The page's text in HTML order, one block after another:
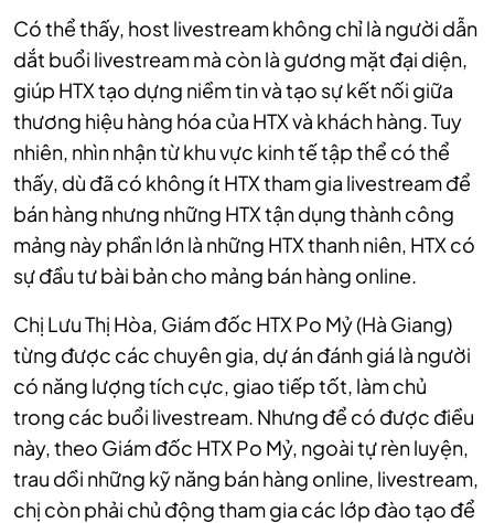
Có thể thấy, host livestream không chỉ là người dẫn
dắt buổi livestream mà còn là gương mặt đại diện,
giúp HTX tạo dựng niềm tin và tạo sự kết nối giữa
thương hiệu hàng hóa của HTX và khách hàng. Tuy
nhiên, nhìn nhận từ khu vực kinh tế tập thể có thể
thấy, dù đã có không ít HTX tham gia livestream để
bán hàng nhưng những HTX tận dụng thành công
mảng này phần lớn là những HTX thanh niên, HTX có
sự đầu tư bài bản cho mảng bán hàng online.
Chị Lưu Thị Hòa, Giám đốc HTX Po Mỷ (Hà Giang)
từng được các chuyên gia, dự án đánh giá là người
có năng lượng tích cực, giao tiếp tốt, làm chủ
trong các buổi livestream. Nhưng để có được điều
này, theo Giám đốc HTX Po Mỷ, ngoài tự rèn luyện,
trau dồi những kỹ năng bán hàng online, livestream,
chị còn phải chủ động tham gia các lớp đào tạo để